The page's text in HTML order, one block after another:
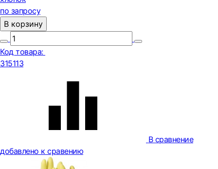
по запросу
В корзину
Код товара:
315113
В сравнение
добавлено к сравению